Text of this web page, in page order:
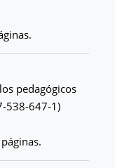
pedagógicos
538-647-1)